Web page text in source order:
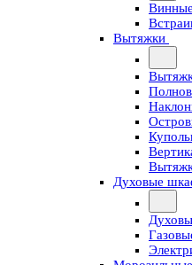
Вытяжки
Духовые